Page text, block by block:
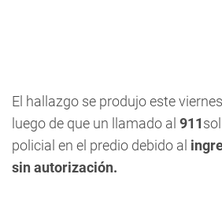
El hallazgo se produjo este
luego de que un llamado al 911
policial en el predio debido al
sin autorización.